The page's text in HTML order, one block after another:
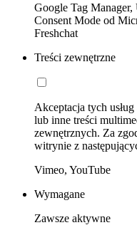
Google Tag
Consent Mode od
Freshchat
Treści zewnętrzne
Akceptacja tych
lub inne treści
zewnętrznych. Za
witrynie z
Vimeo, YouTube
Wymagane
Zawsze aktywne